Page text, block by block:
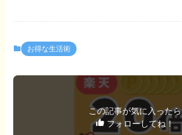
お得な生活術
この記事が気に入ったら
フォローしてね！